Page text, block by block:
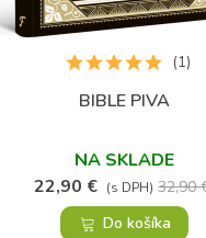
Obľúbené
BIBLE PIVA
NA SKLADE
22,90 € (s DPH) 32,90
(1)
Do košíka